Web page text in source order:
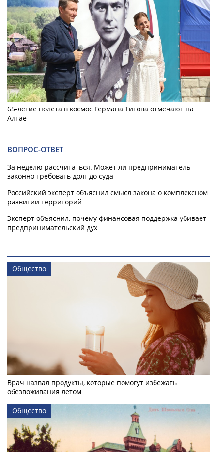
65-летие полета в космос Германа Титова отмечают на
Алтае
ВОПРОС-ОТВЕТ
За неделю рассчитаться. Может ли предприниматель
законно требовать долг до суда
Российский эксперт объяснил смысл закона о комплексном
развитии территорий
Эксперт объяснил, почему финансовая поддержка убивает
предпринимательский дух
Общество
Врач назвал продукты, которые помогут избежать
обезвоживания летом
Общество